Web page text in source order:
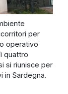
per
operativo
quattro
si riunisce per
in Sardegna.